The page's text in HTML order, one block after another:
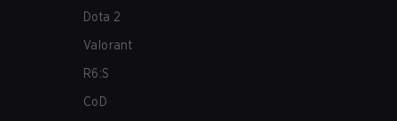
Dota 2
Valorant
R6:S
CoD